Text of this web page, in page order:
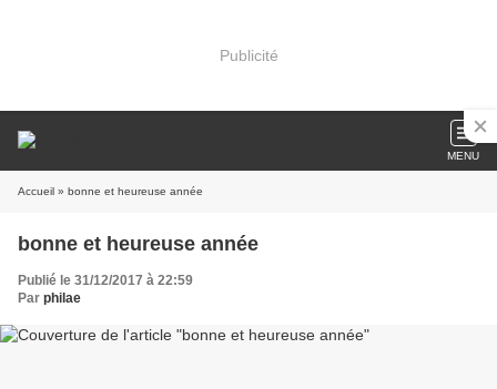
Publicité
MENU
Accueil » bonne et heureuse année
bonne et heureuse année
Publié le 31/12/2017 à 22:59
Par philae